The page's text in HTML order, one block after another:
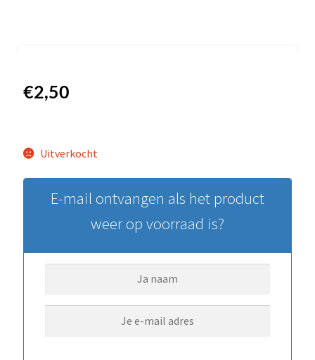
€2,50
Uitverkocht
E-mail ontvangen als het product
weer op voorraad is?